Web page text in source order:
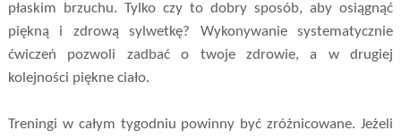
płaskim brzuchu. Tylko czy to dobry sposób, aby osiągnąć
piękną i zdrową sylwetkę? Wykonywanie systematycznie
ćwiczeń pozwoli zadbać o twoje zdrowie, a w drugiej
kolejności piękne ciało.
Treningi w całym tygodniu powinny być zróżnicowane. Jeżeli